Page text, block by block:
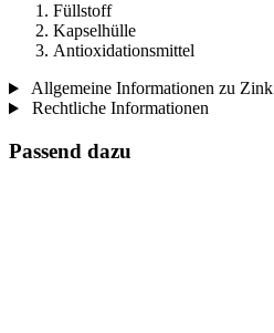
Füllstoff
Kapselhülle
Antioxidationsmittel
Allgemeine Informationen zu Zink
Rechtliche Informationen
Passend dazu